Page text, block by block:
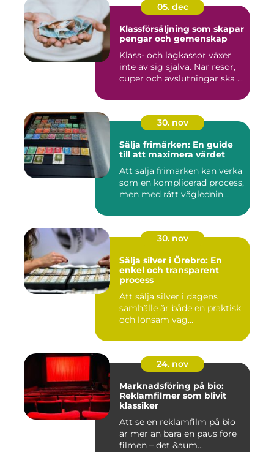
05. dec
Klassförsäljning som skapar
pengar och gemenskap
Klass- och lagkassor växer
inte av sig själva. När resor,
cuper och avslutningar ska ...
30. nov
Sälja frimärken: En guide
till att maximera värdet
Att sälja frimärken kan verka
som en komplicerad process,
men med rätt väglednin...
30. nov
Sälja silver i Örebro: En
enkel och transparent
process
Att sälja silver i dagens
samhälle är både en praktisk
och lönsam väg...
24. nov
Marknadsföring på bio:
Reklamfilmer som blivit
klassiker
Att se en reklamfilm på bio
är mer än bara en paus före
filmen – det &aum...